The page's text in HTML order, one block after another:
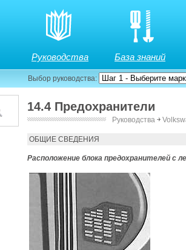
Руководства База знаний
Выбор руководства:
14.4 Предохранители
Руководства ￫
ОБЩИЕ СВЕДЕНИЯ
Расположение блока предохранителей с